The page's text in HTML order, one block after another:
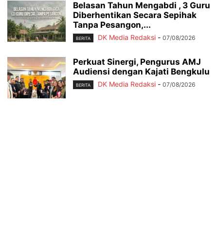
Belasan Tahun Mengabdi , 3 Guru
Diberhentikan Secara Sepihak
Tanpa Pesangon,...
BERITA DK Media Redaksi - 07/08/2026
Perkuat Sinergi, Pengurus AMJ
Audiensi dengan Kajati Bengkulu
BERITA DK Media Redaksi - 07/08/2026